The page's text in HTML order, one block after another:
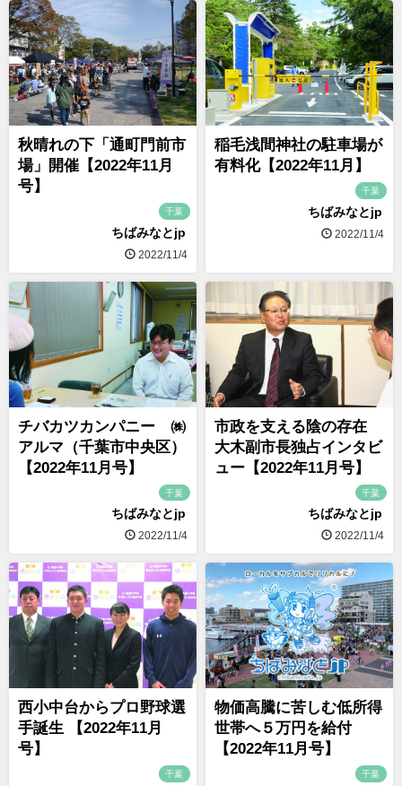
秋晴れの下「通町門前市
場」開催【2022年11月
号】
千葉
ちばみなとjp
2022/11/4
稲毛浅間神社の駐車場が
有料化【2022年11月】
千葉
ちばみなとjp
2022/11/4
チバカツカンパニー ㈱
アルマ（千葉市中央区）
【2022年11月号】
千葉
ちばみなとjp
2022/11/4
市政を支える陰の存在
大木副市長独占インタビ
ュー【2022年11月号】
千葉
ちばみなとjp
2022/11/4
西小中台からプロ野球選
手誕生 【2022年11月
号】
千葉
物価高騰に苦しむ低所得
世帯へ５万円を給付
【2022年11月号】
千葉